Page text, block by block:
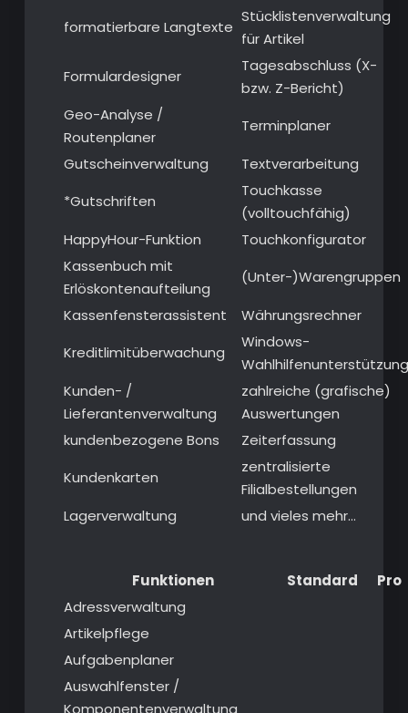
formatierbare Langtexte
Stücklistenverwaltung
für Artikel
Formulardesigner
Tagesabschluss (X-
bzw. Z-Bericht)
Geo-Analyse /
Routenplaner
Terminplaner
Gutscheinverwaltung
Textverarbeitung
*Gutschriften
Touchkasse
(volltouchfähig)
HappyHour-Funktion
Touchkonfigurator
Kassenbuch mit
Erlöskontenaufteilung
(Unter-)Warengruppen
Kassenfensterassistent
Währungsrechner
Kreditlimitüberwachung
Windows-
Wahlhilfenunterstützung
Kunden- /
Lieferantenverwaltung
zahlreiche (grafische)
Auswertungen
kundenbezogene Bons
Zeiterfassung
Kundenkarten
zentralisierte
Filialbestellungen
Lagerverwaltung
und vieles mehr…
Funktionen Standard
Pro
Adressverwaltung
Artikelpflege
Aufgabenplaner
Auswahlfenster /
Komponentenverwaltung